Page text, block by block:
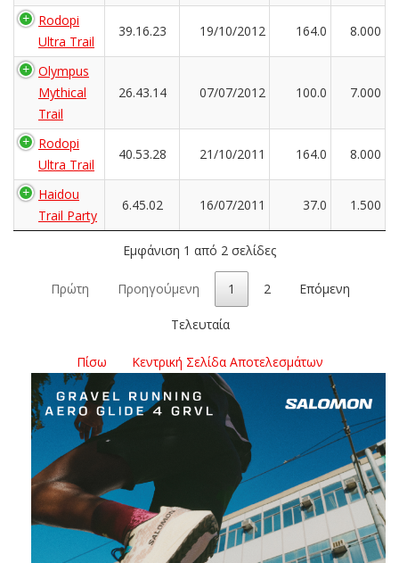
Rodopi
Ultra Trail
39.16.23 19/10/2012 164.0 8.000
Olympus
Mythical
Trail
26.43.14 07/07/2012 100.0 7.000
Rodopi
Ultra Trail
40.53.28 21/10/2011 164.0 8.000
Haidou
Trail Party
6.45.02 16/07/2011 37.0 1.500
Εμφάνιση 1 από 2 σελίδες
Πρώτη Προηγούμενη 1 2 Επόμενη
Τελευταία
Πίσω Κεντρική Σελίδα Αποτελεσμάτων